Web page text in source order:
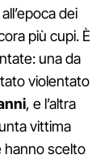
dei
più cupi. È
una da
violentato
, e l’altra
vittima
hanno scelto